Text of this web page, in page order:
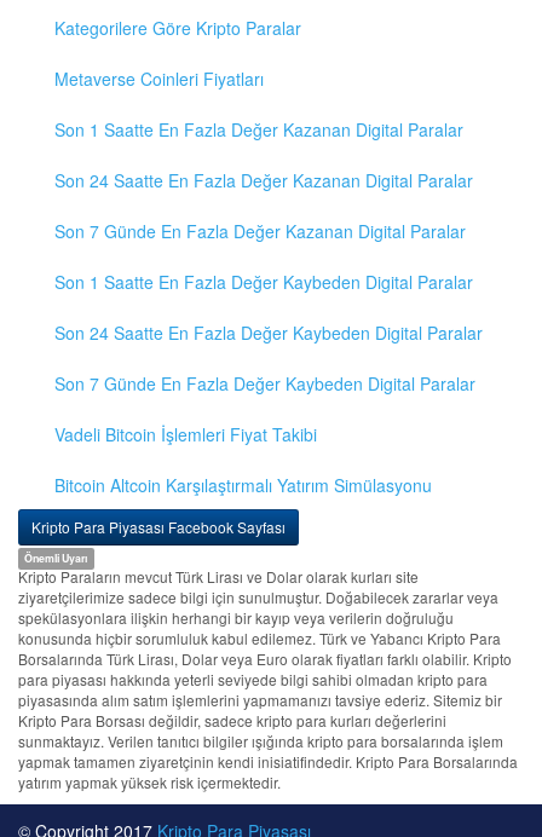
Kategorilere Göre Kripto Paralar
Metaverse Coinleri Fiyatları
Son 1 Saatte En Fazla Değer Kazanan Digital Paralar
Son 24 Saatte En Fazla Değer Kazanan Digital Paralar
Son 7 Günde En Fazla Değer Kazanan Digital Paralar
Son 1 Saatte En Fazla Değer Kaybeden Digital Paralar
Son 24 Saatte En Fazla Değer Kaybeden Digital Paralar
Son 7 Günde En Fazla Değer Kaybeden Digital Paralar
Vadeli Bitcoin İşlemleri Fiyat Takibi
Bitcoin Altcoin Karşılaştırmalı Yatırım Simülasyonu
Kripto Para Piyasası Facebook Sayfası
Önemli Uyarı
Kripto Paraların mevcut Türk Lirası ve Dolar olarak kurları site
ziyaretçilerimize sadece bilgi için sunulmuştur. Doğabilecek zararlar veya
spekülasyonlara ilişkin herhangi bir kayıp veya verilerin doğruluğu
konusunda hiçbir sorumluluk kabul edilemez. Türk ve Yabancı Kripto Para
Borsalarında Türk Lirası, Dolar veya Euro olarak fiyatları farklı olabilir. Kripto
para piyasası hakkında yeterli seviyede bilgi sahibi olmadan kripto para
piyasasında alım satım işlemlerini yapmamanızı tavsiye ederiz. Sitemiz bir
Kripto Para Borsası değildir, sadece kripto para kurları değerlerini
sunmaktayız. Verilen tanıtıcı bilgiler ışığında kripto para borsalarında işlem
yapmak tamamen ziyaretçinin kendi inisiatifindedir. Kripto Para Borsalarında
yatırım yapmak yüksek risk içermektedir.
© Copyright 2017 Kripto Para Piyasası